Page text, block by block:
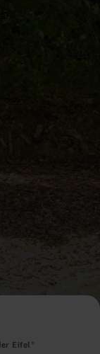
Eifel"